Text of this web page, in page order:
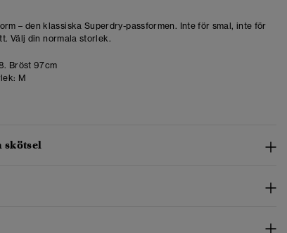
– den klassiska Superdry-passformen. Inte för smal, inte för
Välj din normala storlek.
Bröst 97cm
M
skötsel